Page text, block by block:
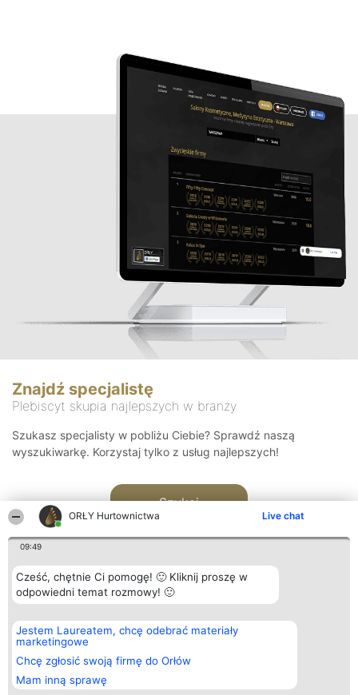
ORŁY Hurtownictwa Live chat
09:49
Cześć, chętnie Ci pomogę! 🙂 Kliknij proszę w
odpowiedni temat rozmowy! 🙂
Jestem Laureatem, chcę odebrać materiały
marketingowe
Chcę zgłosić swoją firmę do Orłów
Mam inną sprawę
Znajdź specjalistę
Plebiscyt skupia najlepszych w branży
Szukasz specjalisty w pobliżu Ciebie? Sprawdź naszą
wyszukiwarkę. Korzystaj tylko z usług najlepszych!
Szukaj
Organizator plebiscytu
Bright Side Solutions sp. z o.
o. sp. k.
ul. Ruska 22
Wrocław 50-079
KRS 0000749100 | Regon
381313360 | NIP 8943132676
Plebiscyt
Laureaci
wszystkich
Laureatów
Regulamin
Kontakt
Kontakt